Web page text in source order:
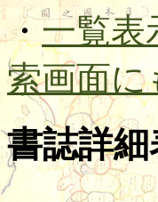
・一覧表
索画面に
書誌詳細